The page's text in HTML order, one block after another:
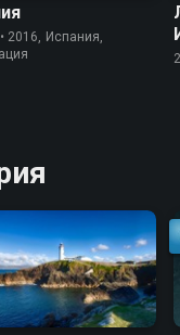
2016, Испания,